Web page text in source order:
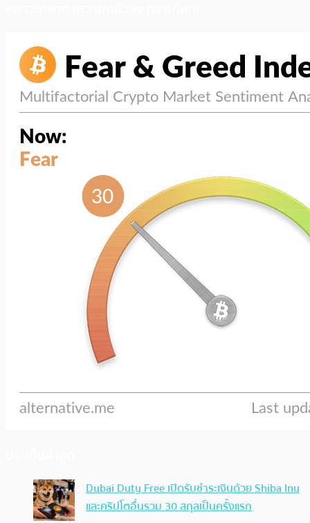
Dubai Duty Free เปิดรับชำระเงินด้วย Shiba Inu
และคริปโตอื่นรวม 30 สกุลเป็นครั้งแรก